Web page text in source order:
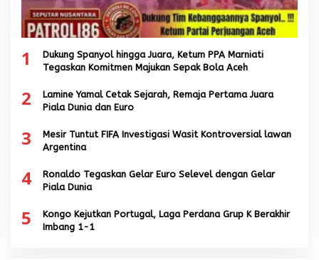
1
Dukung Spanyol hingga Juara, Ketum PPA Marniati
Tegaskan Komitmen Majukan Sepak Bola Aceh
2
Lamine Yamal Cetak Sejarah, Remaja Pertama Juara
Piala Dunia dan Euro
3
Mesir Tuntut FIFA Investigasi Wasit Kontroversial lawan
Argentina
4
Ronaldo Tegaskan Gelar Euro Selevel dengan Gelar
Piala Dunia
5
Kongo Kejutkan Portugal, Laga Perdana Grup K Berakhir
Imbang 1-1